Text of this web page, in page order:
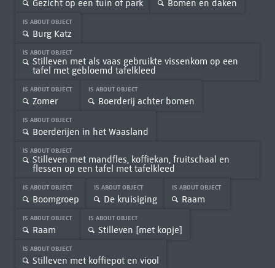
Gezicht op een tuin of park Bomen en daken
IS ABOUT OBJECT
Burg Katz
IS ABOUT OBJECT
Stilleven met als vaas gebruikte vissenkom op een
tafel met gebloemd tafelkleed
IS ABOUT OBJECT
Zomer
IS ABOUT OBJECT
Boerderij achter bomen
IS ABOUT OBJECT
Boerderijen in het Waasland
IS ABOUT OBJECT
Stilleven met mandfles, koffiekan, fruitschaal en
flessen op een tafel met tafelkleed
IS ABOUT OBJECT
Boomgroep
IS ABOUT OBJECT
De kruisiging
IS ABOUT OBJECT
Raam
IS ABOUT OBJECT
Raam
IS ABOUT OBJECT
Stilleven [met kopje]
IS ABOUT OBJECT
Stilleven met koffiepot en viool